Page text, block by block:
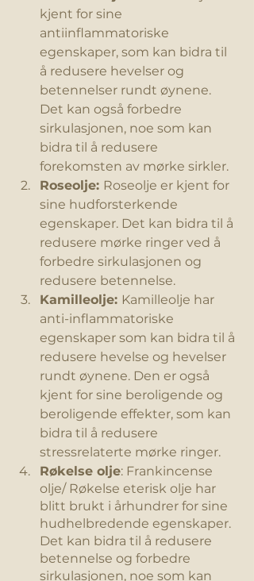
kjent for sine
antiinflammatoriske
egenskaper, som kan bidra til
å redusere hevelser og
betennelser rundt øynene.
Det kan også forbedre
sirkulasjonen, noe som kan
bidra til å redusere
forekomsten av mørke sirkler.
Roseolje: Roseolje er kjent for
sine hudforsterkende
egenskaper. Det kan bidra til å
redusere mørke ringer ved å
forbedre sirkulasjonen og
redusere betennelse.
Kamilleolje: Kamilleolje har
anti-inflammatoriske
egenskaper som kan bidra til å
redusere hevelse og hevelser
rundt øynene. Den er også
kjent for sine beroligende og
beroligende effekter, som kan
bidra til å redusere
stressrelaterte mørke ringer.
Røkelse olje: Frankincense
olje/ Røkelse eterisk olje har
blitt brukt i århundrer for sine
hudhelbredende egenskaper.
Det kan bidra til å redusere
betennelse og forbedre
sirkulasjonen, noe som kan